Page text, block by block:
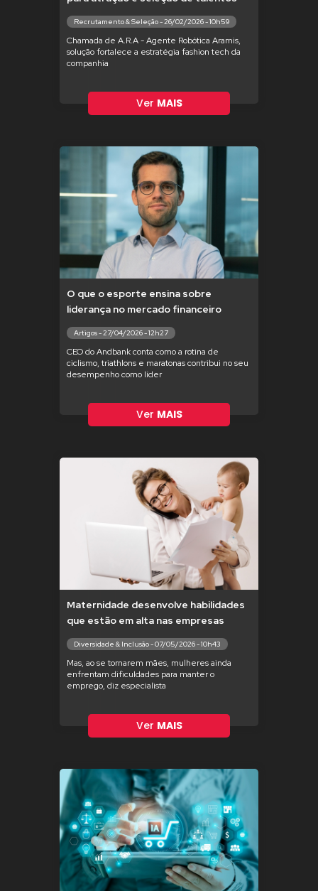
Recrutamento & Seleção - 26/02/2026 - 10h59
Chamada de A.R.A - Agente Robótica Aramis,
solução fortalece a estratégia fashion tech da
companhia
Ver MAIS
O que o esporte ensina sobre
liderança no mercado financeiro
Artigos - 27/04/2026 - 12h27
CEO do Andbank conta como a rotina de
ciclismo, triathlons e maratonas contribui no seu
desempenho como líder
Ver MAIS
Maternidade desenvolve habilidades
que estão em alta nas empresas
Diversidade & Inclusão - 07/05/2026 - 10h43
Mas, ao se tornarem mães, mulheres ainda
enfrentam dificuldades para manter o
emprego, diz especialista
Ver MAIS